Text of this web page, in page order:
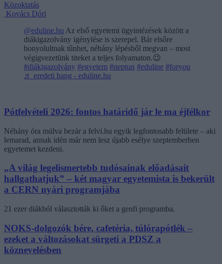
Közoktatás
Kovács Dóri
@eduline.hu Az első egyetemi ügyintézések között a
diákigazolvány igénylése is szerepel. Bár elsőre
bonyolultnak tűnhet, néhány lépésből megvan – most
végigvezetünk titeket a teljes folyamaton.😉
#diákigazolvány #egyetem #neptun #eduline #foryou
♬ eredeti hang - eduline.hu
Pótfelvételi 2026: fontos határidő jár le ma éjfélkor
Néhány óra múlva bezár a felvi.hu egyik legfontosabb felülete – aki
lemarad, annak idén már nem lesz újabb esélye szeptemberben
egyetemet kezdeni.
„A világ legelismertebb tudósainak előadásait
hallgathatjuk” – két magyar egyetemista is bekerült
a CERN nyári programjába
21 ezer diákból választották ki őket a genfi programba.
NOKS-dolgozók bére, cafetéria, túlórapótlék –
ezeket a változásokat sürgeti a PDSZ a
köznevelésben